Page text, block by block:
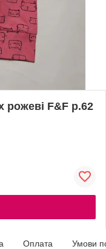
F&F р.62
Оплата Умови